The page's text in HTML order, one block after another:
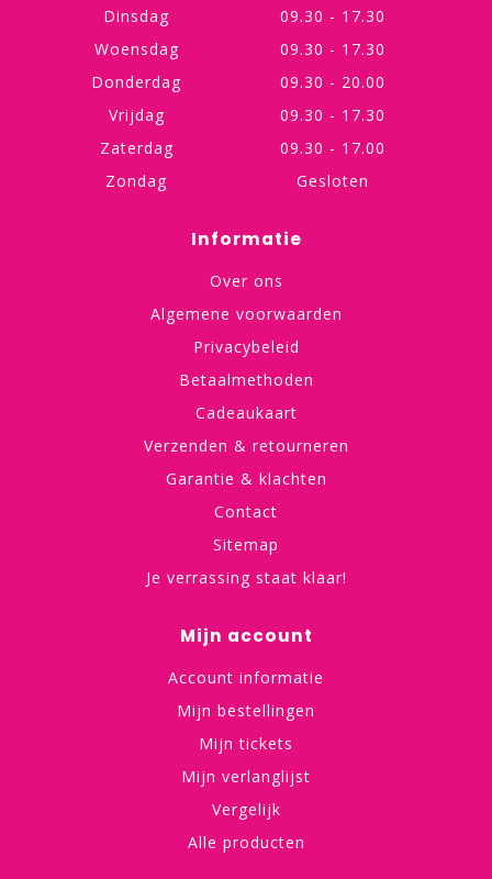
Dinsdag
09.30 - 17.30
Woensdag
09.30 - 17.30
Donderdag
09.30 - 20.00
Vrijdag
09.30 - 17.30
Zaterdag
09.30 - 17.00
Zondag
Gesloten
Informatie
Over ons
Algemene voorwaarden
Privacybeleid
Betaalmethoden
Cadeaukaart
Verzenden & retourneren
Garantie & klachten
Contact
Sitemap
Je verrassing staat klaar!
Mijn account
Account informatie
Mijn bestellingen
Mijn tickets
Mijn verlanglijst
Vergelijk
Alle producten